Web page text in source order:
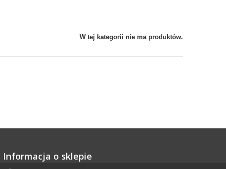
W tej kategorii nie ma produktów.
Informacja o sklepie